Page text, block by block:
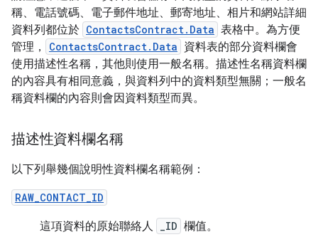
稱、電話號碼、電子郵件地址、郵寄地址、相片和網站詳細
資料列都位於 ContactsContract.Data 表格中。為方便
管理，
ContactsContract.Data 資料表的部分資料欄會
使用描述性名稱，其他則使用一般名稱。描述性名稱資料欄
的內容具有相同意義，與資料列中的資料類型無關；一般名
稱資料欄的內容則會因資料類型而異。
描述性資料欄名稱
以下列舉幾個說明性資料欄名稱範例：
RAW_CONTACT_ID
這項資料的原始聯絡人 _ID 欄值。